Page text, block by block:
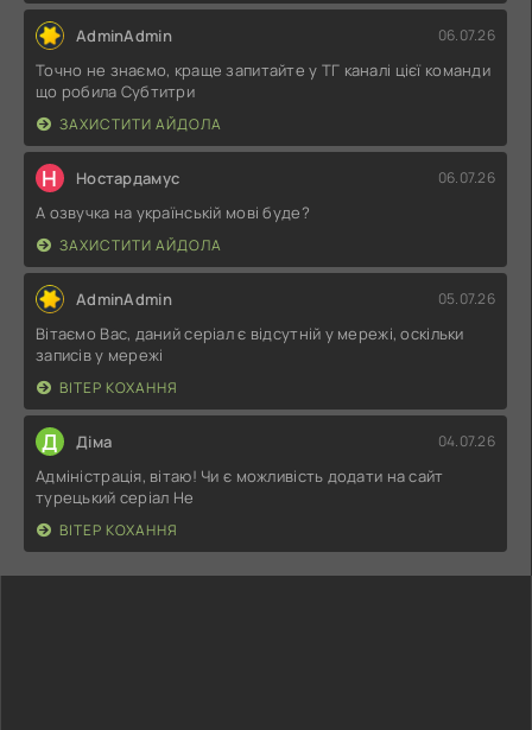
AdminAdmin 06.07.26
Точно не знаємо, краще запитайте у ТГ каналі цієї команди
що робила Субтитри
ЗАХИСТИТИ АЙДОЛА
Н Ностардамус 06.07.26
А озвучка на українській мові буде?
ЗАХИСТИТИ АЙДОЛА
AdminAdmin 05.07.26
Вітаємо Вас, даний серіал є відсутній у мережі, оскільки
записів у мережі
ВІТЕР КОХАННЯ
Д Діма 04.07.26
Адміністрація, вітаю! Чи є можливість додати на сайт
турецький серіал Не
ВІТЕР КОХАННЯ